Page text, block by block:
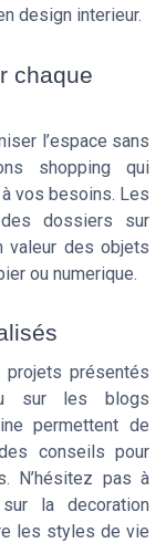
design interieur.
chaque
l’espace sans
shopping qui
vos besoins. Les
dossiers sur
valeur des objets
ou numerique.
présentés
sur les blogs
permettent de
conseils pour
N’hésitez pas à
la decoration
les styles de vie